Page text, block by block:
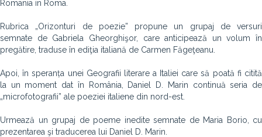
Romania in Roma.
Rubrica „Orizonturi de poezie” propune un grupaj de versuri
semnate de Gabriela Gheorghişor, care anticipează un volum în
pregătire, traduse în ediţia italiană de Carmen Făgeţeanu.
Apoi, în speranța unei Geografii literare a Italiei care să poată fi citită
la un moment dat în România, Daniel D. Marin continuă seria de
„microfotografii” ale poeziei italiene din nord-est.
Urmează un grupaj de poeme inedite semnate de Maria Borio, cu
prezentarea şi traducerea lui Daniel D. Marin.